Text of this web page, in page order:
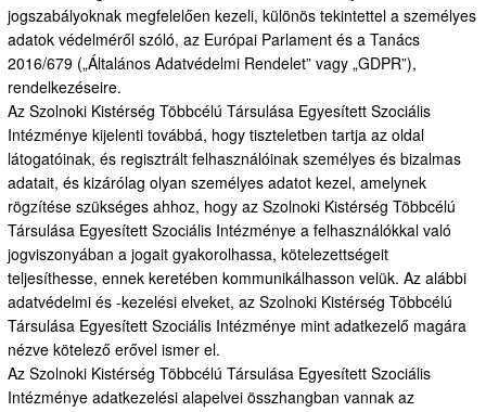
jogszabályoknak megfelelően kezeli, különös tekintettel a személyes
adatok védelméről szóló, az Európai Parlament és a Tanács
2016/679 („Általános Adatvédelmi Rendelet” vagy „GDPR”),
rendelkezéseire.
Az Szolnoki Kistérség Többcélú Társulása Egyesített Szociális
Intézménye kijelenti továbbá, hogy tiszteletben tartja az oldal
látogatóinak, és regisztrált felhasználóinak személyes és bizalmas
adatait, és kizárólag olyan személyes adatot kezel, amelynek
rögzítése szükséges ahhoz, hogy az Szolnoki Kistérség Többcélú
Társulása Egyesített Szociális Intézménye a felhasználókkal való
jogviszonyában a jogait gyakorolhassa, kötelezettségeit
teljesíthesse, ennek keretében kommunikálhasson velük. Az alábbi
adatvédelmi és -kezelési elveket, az Szolnoki Kistérség Többcélú
Társulása Egyesített Szociális Intézménye mint adatkezelő magára
nézve kötelező erővel ismer el.
Az Szolnoki Kistérség Többcélú Társulása Egyesített Szociális
Intézménye adatkezelési alapelvei összhangban vannak az